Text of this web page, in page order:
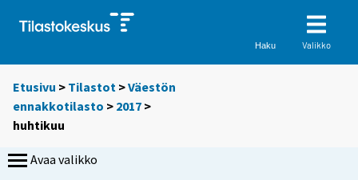
Haku Valikko
Etusivu > Tilastot >Väestön
ennakkotilasto > 2017 >
huhtikuu
Avaa valikko